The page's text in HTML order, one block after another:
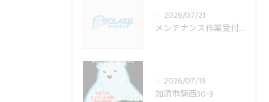
2026/07/21
メンテナンス作業受付変更
2026/07/19
加須市騎西30-9